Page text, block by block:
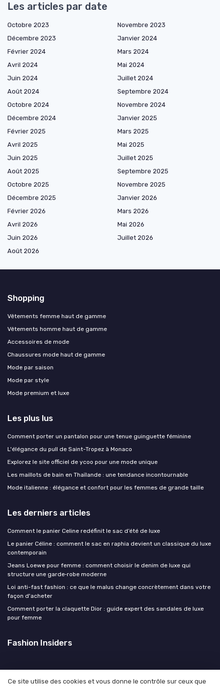
Les articles par date
Octobre 2023
Novembre 2023
Décembre 2023
Janvier 2024
Février 2024
Mars 2024
Avril 2024
Mai 2024
Juin 2024
Juillet 2024
Août 2024
Septembre 2024
Octobre 2024
Novembre 2024
Décembre 2024
Janvier 2025
Février 2025
Mars 2025
Avril 2025
Mai 2025
Juin 2025
Juillet 2025
Août 2025
Septembre 2025
Octobre 2025
Novembre 2025
Décembre 2025
Janvier 2026
Février 2026
Mars 2026
Avril 2026
Mai 2026
Juin 2026
Juillet 2026
Août 2026
Shopping
Vêtements femme haut de gamme
Vêtements homme haut de gamme
Accessoires de mode
Chaussures mode haut de gamme
Mode par saison
Mode par style
Mode premium et luxe
Les plus lus
Comment porter un pantalon pour une tenue guinguette féminine
L'élégance du pull de Saint-Tropez à Monaco
Explorez le site officiel de ycoo pour une mode unique
Les maillots de bain en Thaïlande : une tendance incontournable
Mode italienne : élégance et confort pour les femmes de grande taille
Les derniers articles
Comment le panier Celine redéfinit le sac d’été de luxe
Le panier Céline : comment le sac en raphia devient un classique du luxe
contemporain
Jeans Loewe pour femme : comment choisir le denim de luxe qui
structure une garde‑robe moderne
Loi anti-fast fashion : ce que le malus change concrètement dans votre
façon d'acheter
Comment porter la claquette Dior : guide expert des sandales de luxe
pour femme
Fashion Insiders
Ce site utilise des cookies et vous donne le contrôle sur ceux que